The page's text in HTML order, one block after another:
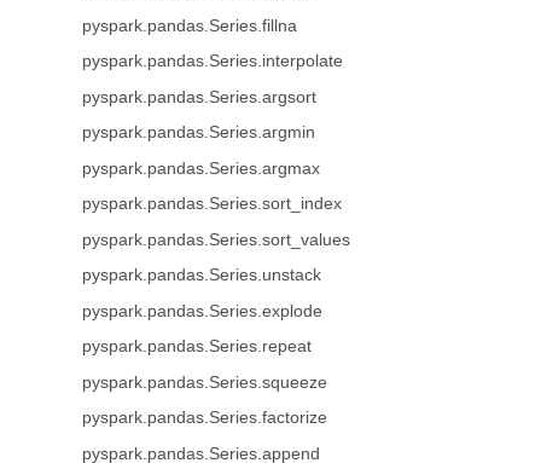
pyspark.pandas.Series.fillna
pyspark.pandas.Series.interpolate
pyspark.pandas.Series.argsort
pyspark.pandas.Series.argmin
pyspark.pandas.Series.argmax
pyspark.pandas.Series.sort_index
pyspark.pandas.Series.sort_values
pyspark.pandas.Series.unstack
pyspark.pandas.Series.explode
pyspark.pandas.Series.repeat
pyspark.pandas.Series.squeeze
pyspark.pandas.Series.factorize
pyspark.pandas.Series.append